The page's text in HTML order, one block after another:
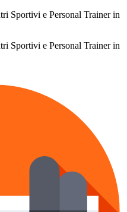
Sportivi e Personal Trainer in
Sportivi e Personal Trainer in